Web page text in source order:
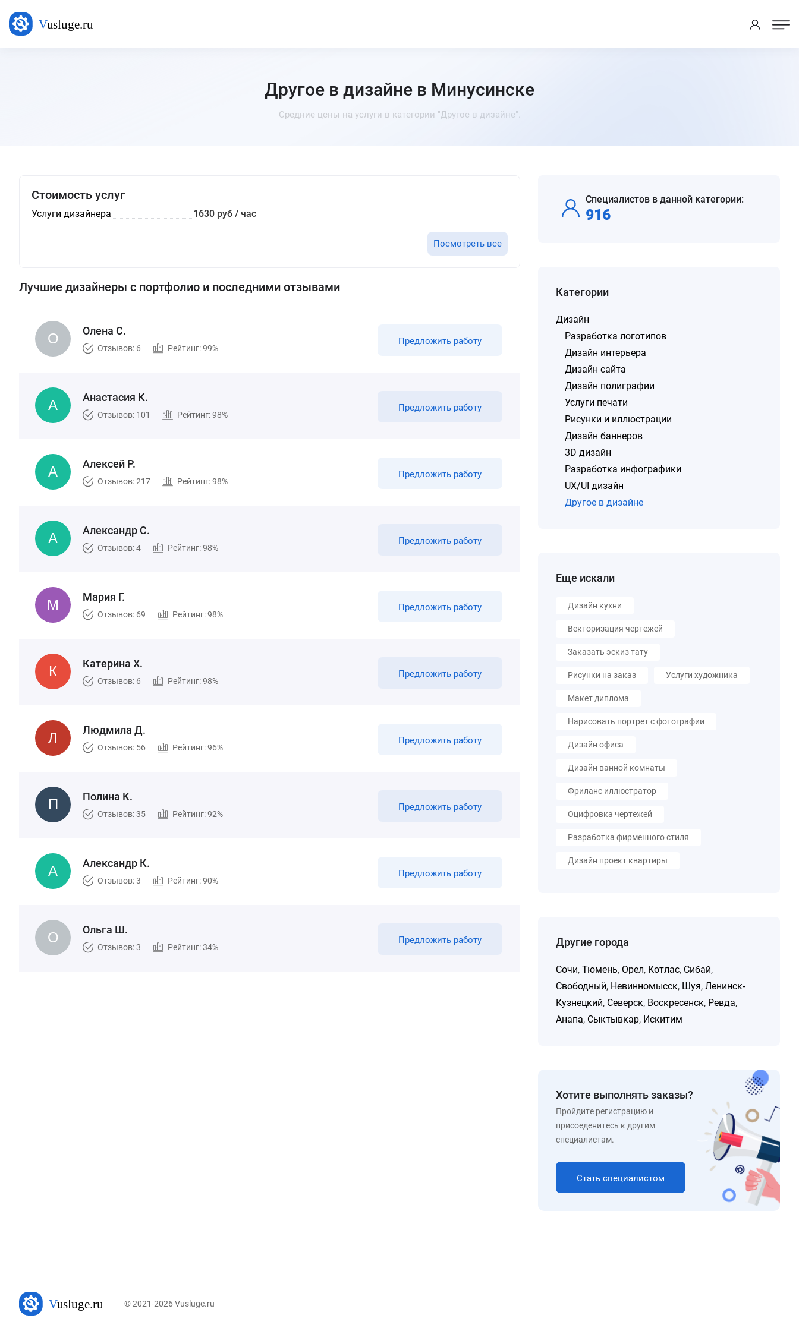
Другое в дизайне в Минусинске
Средние цены на услуги в категории "Другое в дизайне".
Стоимость услуг
Услуги дизайнера 1630 руб / час
Посмотреть все
Лучшие дизайнеры с портфолио и последними отзывами
Олена С.
Отзывов: 6 Рейтинг: 99%
Предложить работу
Анастасия К.
Отзывов: 101 Рейтинг: 98%
Предложить работу
Алексей Р.
Отзывов: 217 Рейтинг: 98%
Предложить работу
Александр С.
Отзывов: 4 Рейтинг: 98%
Предложить работу
Мария Г.
Отзывов: 69 Рейтинг: 98%
Предложить работу
Катерина Х.
Отзывов: 6 Рейтинг: 98%
Предложить работу
Людмила Д.
Отзывов: 56 Рейтинг: 96%
Предложить работу
Полина К.
Отзывов: 35 Рейтинг: 92%
Предложить работу
Александр К.
Отзывов: 3 Рейтинг: 90%
Предложить работу
Ольга Ш.
Отзывов: 3 Рейтинг: 34%
Предложить работу
Специалистов в данной категории:
916
Категории
Дизайн
Разработка логотипов
Дизайн интерьера
Дизайн сайта
Дизайн полиграфии
Услуги печати
Рисунки и иллюстрации
Дизайн баннеров
3D дизайн
Разработка инфографики
UX/UI дизайн
Другое в дизайне
Еще искали
Дизайн кухни
Векторизация чертежей
Заказать эскиз тату
Рисунки на заказ Услуги художника
Макет диплома
Нарисовать портрет с фотографии
Дизайн офиса
Дизайн ванной комнаты
Фриланс иллюстратор
Оцифровка чертежей
Разработка фирменного стиля
Дизайн проект квартиры
Другие города
Сочи,Тюмень, Орел, Котлас, Сибай,
Свободный, Невинномысск, Шуя,Ленинск-
Кузнецкий, Северск, Воскресенск, Ревда,
Анапа, Сыктывкар, Искитим
Хотите выполнять заказы?
Пройдите регистрацию и
присоеденитесь к другим
специалистам.
Стать специалистом
© 2021-2026 Vusluge.ru